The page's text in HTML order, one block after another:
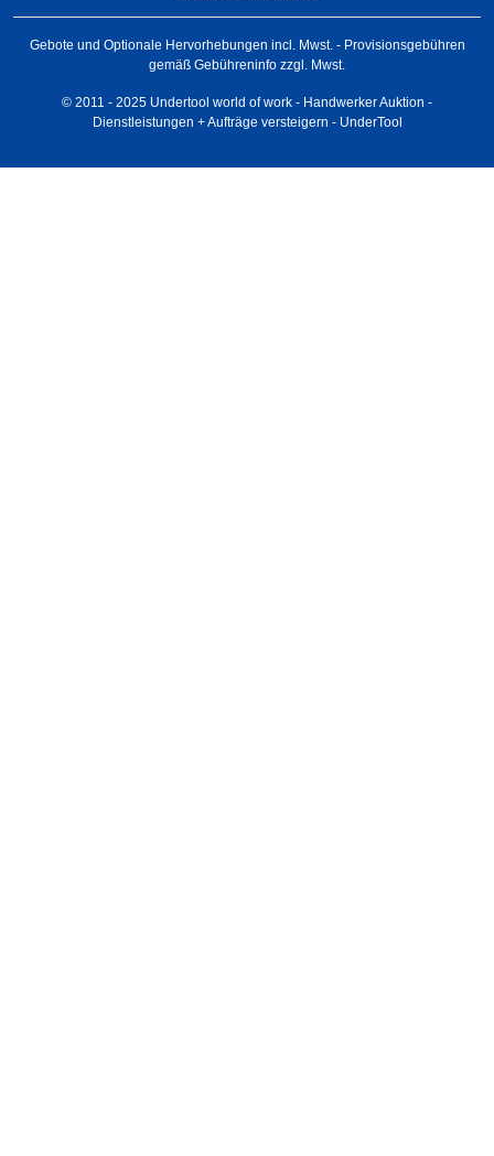
Gebote und Optionale Hervorhebungen incl. Mwst. - Provisionsgebühren
gemäß Gebühreninfo zzgl. Mwst.
© 2011 - 2025 Undertool world of work - Handwerker Auktion -
Dienstleistungen + Aufträge versteigern - UnderTool